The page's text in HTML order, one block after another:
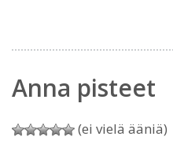
Anna pisteet
(ei vielä ääniä)